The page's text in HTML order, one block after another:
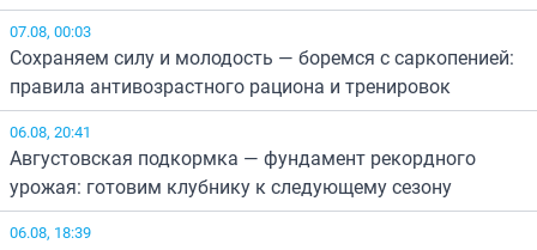
07.08, 00:03
Сохраняем силу и молодость — боремся с саркопенией:
правила антивозрастного рациона и тренировок
06.08, 20:41
Августовская подкормка — фундамент рекордного
урожая: готовим клубнику к следующему сезону
06.08, 18:39